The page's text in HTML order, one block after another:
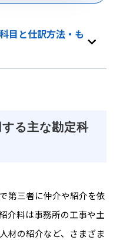
目と仕訳方法・も
る主な勘定科
第三者に仲介や紹介を依
介料は事務所の工事や土
材の紹介など、さまざま